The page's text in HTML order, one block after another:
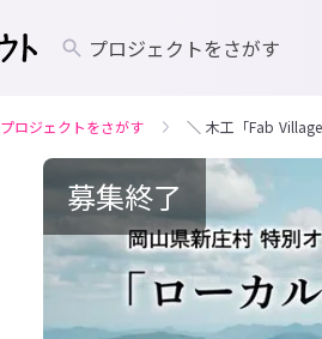
プロジェクトをさがす
プロジェクトをさがす ＼ 木工「Fab
募集終了